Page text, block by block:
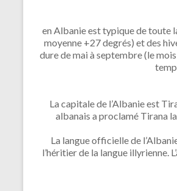
en Albanie est typique de toute
moyenne +27 degrés) et des
dure de mai à septembre (le
La capitale de l’Albanie est
albanais a proclamé Tirana
La langue officielle de
l’héritier de la langue illyrienne.